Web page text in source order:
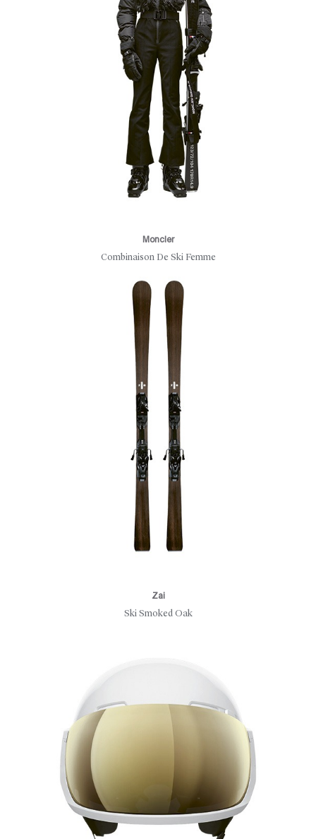
Moncler
Combinaison De Ski Femme
Zai
Ski Smoked Oak